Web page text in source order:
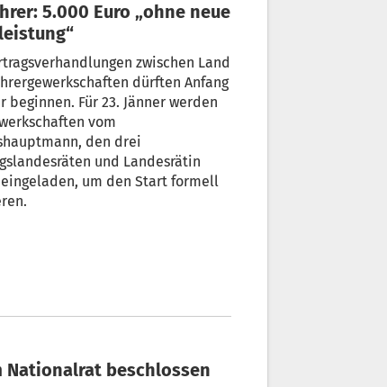
zwischen Land
Für 23. Jänner werden
vom
den drei
und Landesrätin
um den Start formell
beschlossen